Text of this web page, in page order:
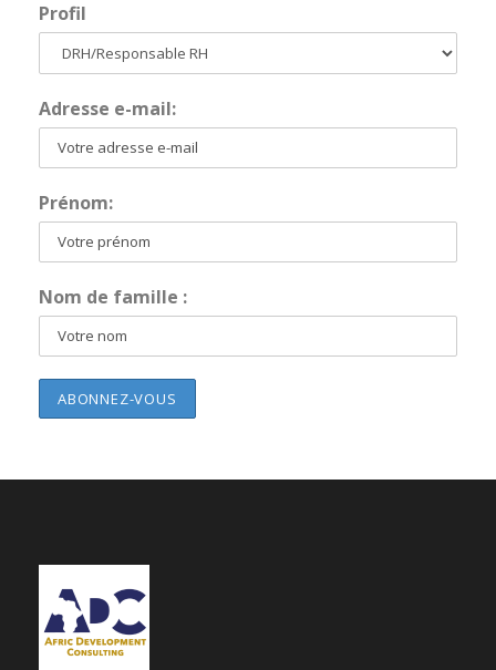
Profil
Adresse e-mail:
Prénom:
Nom de famille :